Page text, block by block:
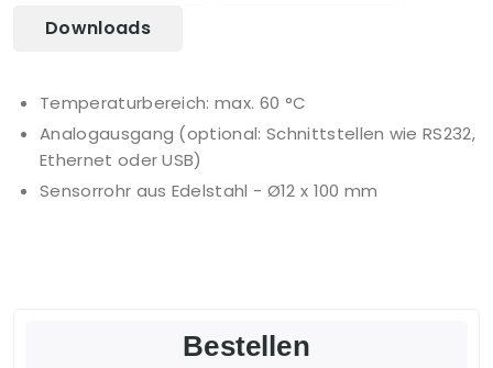
Downloads
Temperaturbereich: max. 60 °C
Analogausgang (optional: Schnittstellen wie RS232,
Ethernet oder USB)
Sensorrohr aus Edelstahl - Ø12 x 100 mm
Bestellen